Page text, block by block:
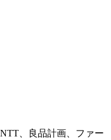
、良品計画、ファー